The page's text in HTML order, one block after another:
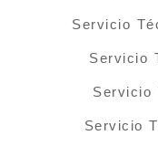
Servicio
Servicio
Servicio